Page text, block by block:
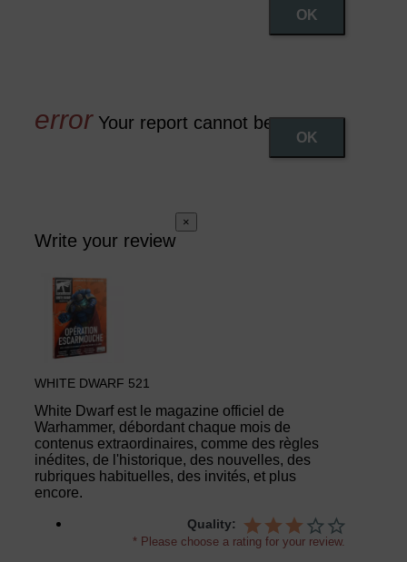
OK
Your report cannot be sent
OK
Write your review
×
WHITE DWARF 521
White Dwarf est le magazine officiel de
Warhammer, débordant chaque mois de
contenus extraordinaires, comme des règles
inédites, de l'historique, des nouvelles, des
rubriques habituelles, des invités, et plus
encore.
Quality:
* Please choose a rating for your review.